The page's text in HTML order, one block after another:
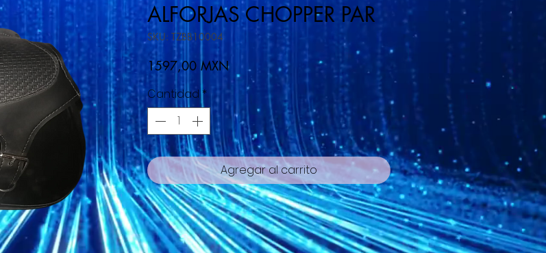
ALFORJAS CHOPPER PAR
SKU: TZBB10004
1597,00 MXNPrecio
Cantidad *
Agregar al carrito